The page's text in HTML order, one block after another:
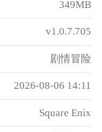
349MB
v1.0.7.705
剧情冒险
2026-08-06 14:11
Square Enix